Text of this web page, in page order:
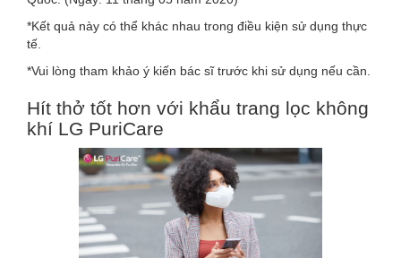
*Kết quả này có thể khác nhau trong điều kiện sử dụng thực
tế.
*Vui lòng tham khảo ý kiến ​​bác sĩ trước khi sử dụng nếu cần.
Hít thở tốt hơn với khẩu trang lọc không
khí LG PuriCare